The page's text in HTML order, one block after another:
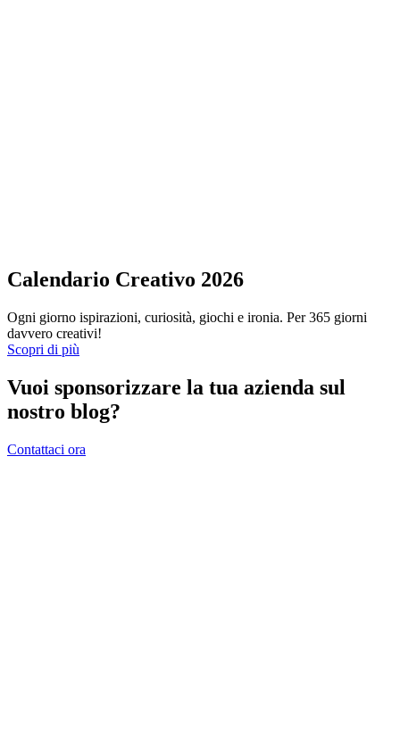
Calendario Creativo 2026
Ogni giorno ispirazioni, curiosità, giochi e ironia. Per 365 giorni
davvero creativi!
Scopri di più
Vuoi sponsorizzare la tua azienda sul
nostro blog?
Contattaci ora